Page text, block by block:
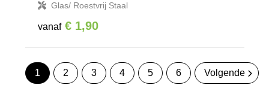
Glas/ Roestvrij Staal
vanaf € 1,90
1 2 3 4 5 6 Volgende